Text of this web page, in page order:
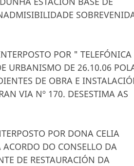
POR " TELEFÓNICA
URBANISMO DE 26.10.06
DE OBRA E
VIA Nº 170. DESESTIMA AS
POR DONA CELIA
DO CONSELLO DA
DE RESTAURACIÓN DA